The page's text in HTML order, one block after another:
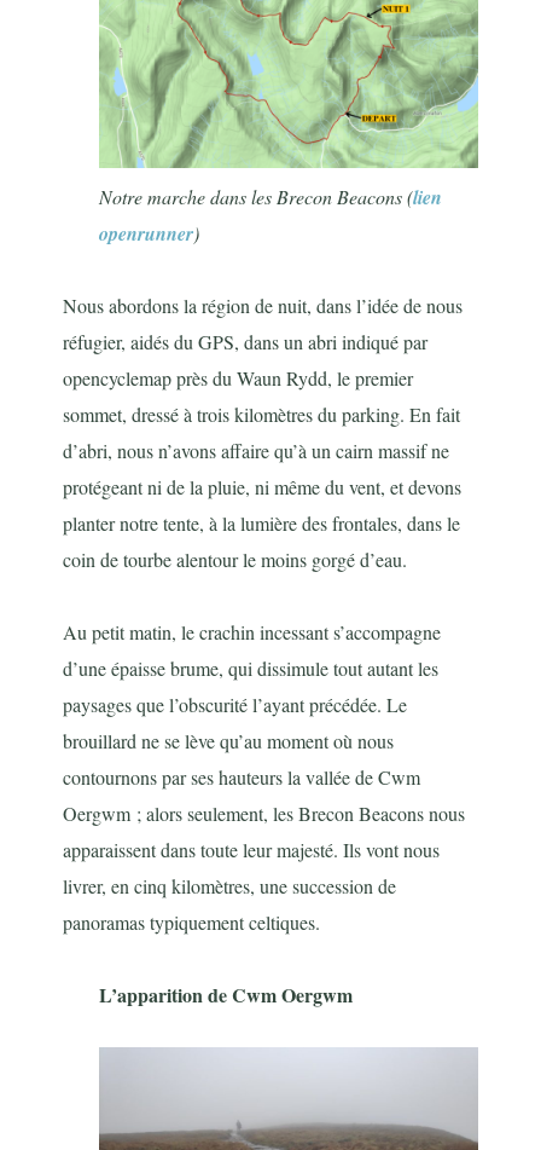
Notre marche dans les Brecon Beacons (lien
openrunner)
Nous abordons la région de nuit, dans l’idée de nous
réfugier, aidés du GPS, dans un abri indiqué par
opencyclemap près du Waun Rydd, le premier
sommet, dressé à trois kilomètres du parking. En fait
d’abri, nous n’avons affaire qu’à un cairn massif ne
protégeant ni de la pluie, ni même du vent, et devons
planter notre tente, à la lumière des frontales, dans le
coin de tourbe alentour le moins gorgé d’eau.
Au petit matin, le crachin incessant s’accompagne
d’une épaisse brume, qui dissimule tout autant les
paysages que l’obscurité l’ayant précédée. Le
brouillard ne se lève qu’au moment où nous
contournons par ses hauteurs la vallée deCwm
Oergwm ; alors seulement, les Brecon Beacons nous
apparaissent dans toute leur majesté. Ils vont nous
livrer, en cinq kilomètres, une succession de
panoramas typiquement celtiques.
L’apparition de Cwm Oergwm